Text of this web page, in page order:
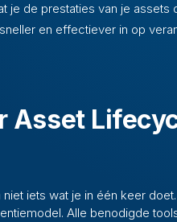
je de prestaties van je assets
en effectiever in op
Asset
iets wat je in één keer
Alle benodigde